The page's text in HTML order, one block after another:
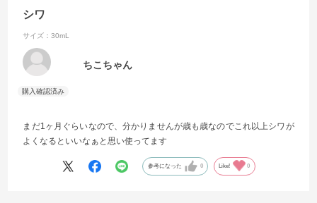
シワ
サイズ：30mL
ちこちゃん
まだ1ヶ月ぐらいなので、分かりませんが歳も歳なのでこれ以上シワが
よくなるといいなぁと思い使ってます
参考になった 0 Like! 0